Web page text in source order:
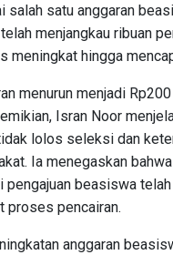
salah satu anggaran
menjangkau ribuan
meningkat hingga
menurun menjadi
Isran Noor
lolos seleksi dan
Ia menegaskan
beasiswa
proses pencairan.
anggaran